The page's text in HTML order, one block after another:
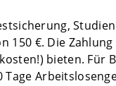
150 €. Die
bieten.
Tage